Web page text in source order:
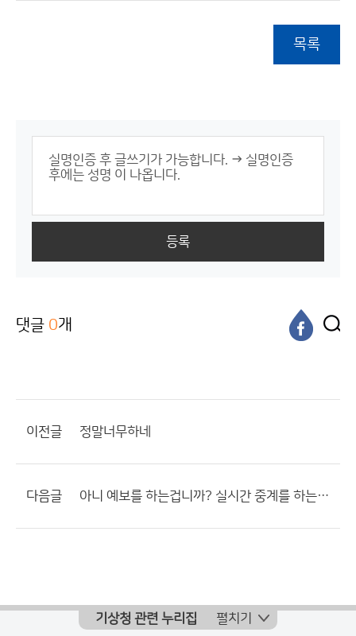
목록
등록
댓글 0개
이전글 정말너무하네
다음글 아니 예보를 하는겁니까? 실시간 중계를 하는겁니까?
기상청 관련 누리집 펼치기